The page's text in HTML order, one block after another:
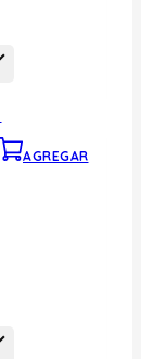
AGREGAR